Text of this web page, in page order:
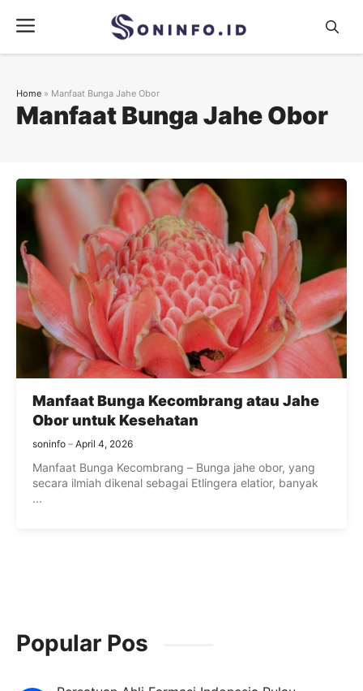
content
Menu
Manfaat Bunga Jahe Obor
Home » Manfaat Bunga Jahe Obor
Manfaat Bunga Kecombrang atau Jahe
Obor untuk Kesehatan
soninfo April 4, 2026
Manfaat Bunga Kecombrang – Bunga jahe obor, yang
secara ilmiah dikenal sebagai Etlingera elatior, banyak
...
Popular Pos